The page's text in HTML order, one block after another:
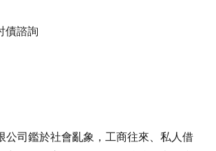
債諮詢
公司鑑於社會亂象，工商往來、私人借